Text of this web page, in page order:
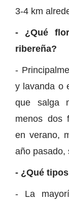
3-4 km
- ¿Qué
ribereña?
-
y lavanda o
que salga
menos dos
en verano,
año pasado,
- ¿Qué
- La